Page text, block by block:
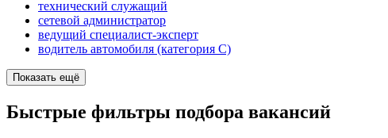
технический служащий
сетевой администратор
ведущий специалист-эксперт
водитель автомобиля (категория C)
Показать ещё
Быстрые фильтры подбора вакансий